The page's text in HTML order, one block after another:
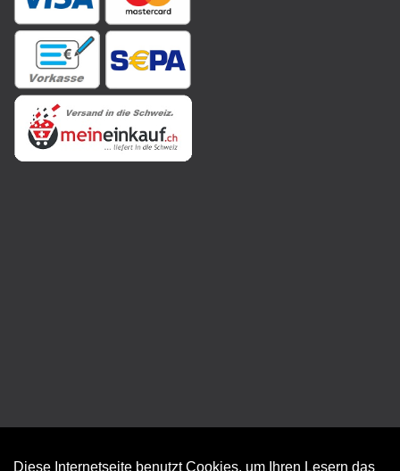
Diese Internetseite benutzt Cookies, um Ihren Lesern das